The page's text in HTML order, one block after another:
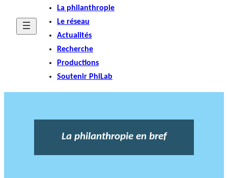
La philanthropie
Le réseau
Actualités
Recherche
Productions
Soutenir PhiLab
La philanthropie en bref